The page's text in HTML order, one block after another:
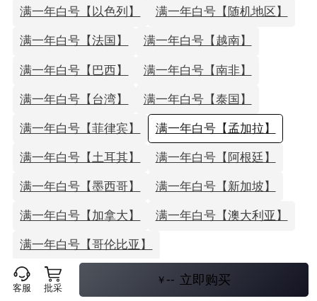
满一年白号【以色列】 满一年白号【随机地区】
满一年白号【法国】 满一年白号【越南】
满一年白号【巴西】 满一年白号【南非】
满一年白号【台湾】 满一年白号【泰国】
满一年白号【菲律宾】 满一年白号【孟加拉】
满一年白号【土耳其】 满一年白号【阿根廷】
满一年白号【墨西哥】 满一年白号【新加坡】
满一年白号【加拿大】 满一年白号【澳大利亚】
满一年白号【哥伦比亚】
满一年白号【马来西亚】
客服 批采
￥ -- 立即购买